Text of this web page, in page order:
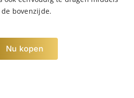
bovenzijde.
Nu kopen